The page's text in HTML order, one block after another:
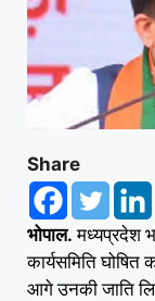
Share
भोपाल. मध्यप्रदेश
कार्यसमिति
आगे उनकी जाति